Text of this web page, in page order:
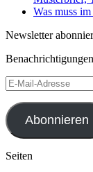
Was muss
Newsletter
E-
Mail-
Adresse
Abonnieren
Seiten